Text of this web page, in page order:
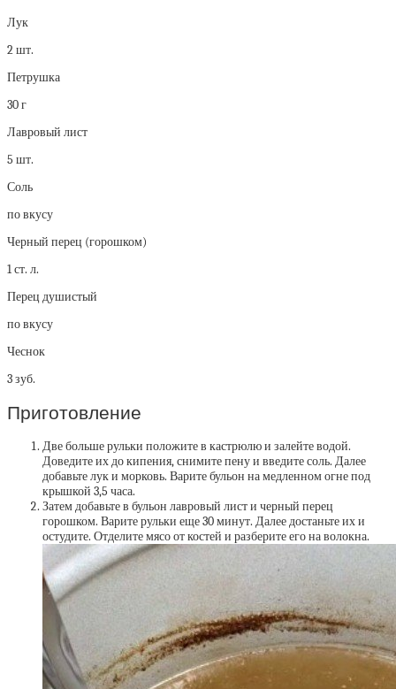
Лук
2 шт.
Петрушка
30 г
Лавровый лист
5 шт.
Соль
по вкусу
Черный перец (горошком)
1 ст. л.
Перец душистый
по вкусу
Чеснок
3 зуб.
Приготовление
Две больше рульки положите в кастрюлю и залейте водой.
Доведите их до кипения, снимите пену и введите соль. Далее
добавьте лук и морковь. Варите бульон на медленном огне под
крышкой 3,5 часа.
Затем добавьте в бульон лавровый лист и черный перец
горошком. Варите рульки еще 30 минут. Далее достаньте их и
остудите. Отделите мясо от костей и разберите его на волокна.